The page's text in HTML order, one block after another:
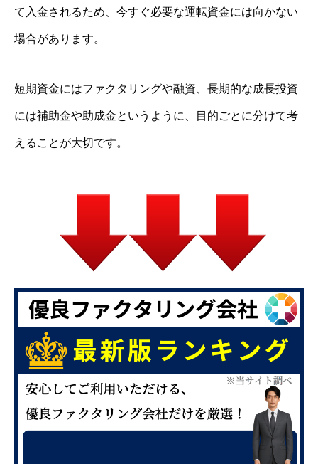
て入金されるため、今すぐ必要な運転資金には向かない
場合があります。
短期資金にはファクタリングや融資、長期的な成長投資
には補助金や助成金というように、目的ごとに分けて考
えることが大切です。